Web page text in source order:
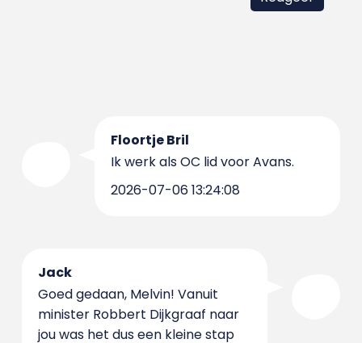
Floortje Bril
Ik werk als OC lid voor Avans.
2026-07-06 13:24:08
Jack
Goed gedaan, Melvin! Vanuit
minister Robbert Dijkgraaf naar
jou was het dus een kleine stap